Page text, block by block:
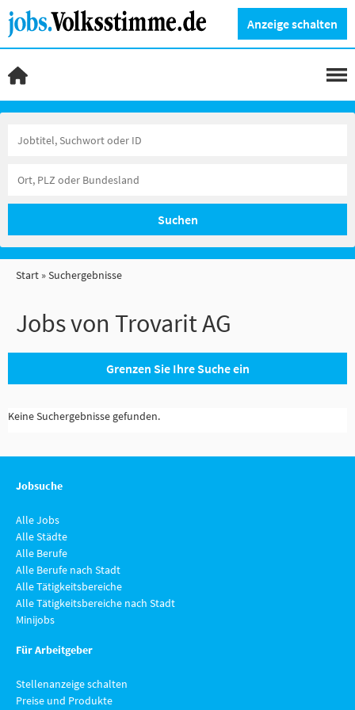
Anzeige schalten
Suchen
Start Suchergebnisse
Jobs von Trovarit AG
Grenzen Sie Ihre Suche ein
Keine Suchergebnisse gefunden.
Jobsuche
Alle Jobs
Alle Städte
Alle Berufe
Alle Berufe nach Stadt
Alle Tätigkeitsbereiche
Alle Tätigkeitsbereiche nach Stadt
Minijobs
Für Arbeitgeber
Stellenanzeige schalten
Preise und Produkte